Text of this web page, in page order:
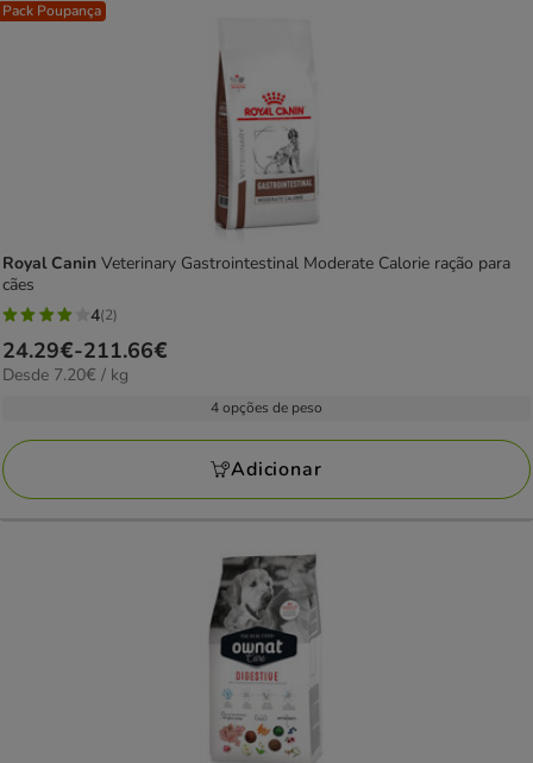
Pack Poupança
Royal Canin Veterinary Gastrointestinal Moderate Calorie ração para
cães
4
estrelas
com
avaliações
4(2)
Preço
de
211.66€
24.29€-211.66€
7.20€
Desde 7.20€ / kg
4 opções de peso
Adicionar